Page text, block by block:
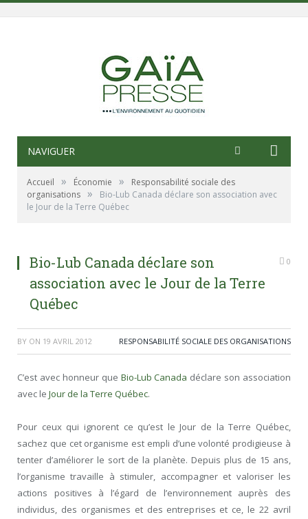
NAVIGUER
Accueil » Économie »
Responsabilité sociale des
organisations »
Bio-Lub Canada déclare son association avec
le Jour de la Terre Québec
Bio-Lub Canada déclare son
association avec le Jour de la Terre
Québec
0
BY ON 19 AVRIL 2012 RESPONSABILITÉ SOCIALE DES ORGANISATIONS
C’est avec honneur que Bio-Lub Canada déclare son association
avec le Jour de la Terre Québec.
Pour ceux qui ignorent ce qu’est le Jour de la Terre Québec,
sachez que cet organisme est empli d’une volonté prodigieuse à
tenter d’améliorer le sort de la planète. Depuis plus de 15 ans,
l’organisme travaille à stimuler, accompagner et valoriser les
actions positives à l’égard de l’environnement auprès des
individus, des organismes et des entreprises et ce, le 22 avril